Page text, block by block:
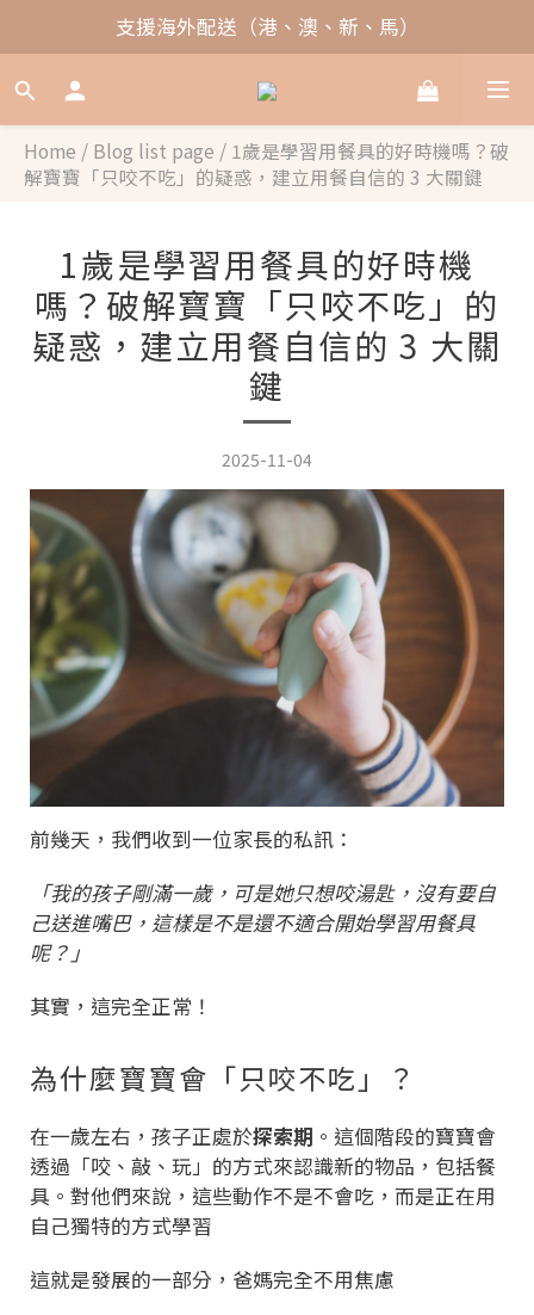
支援海外配送（港、澳、新、馬）
Home / Blog list page / 1歲是學習用餐具的好時機嗎？破
解寶寶「只咬不吃」的疑惑，建立用餐自信的 3 大關鍵
1歲是學習用餐具的好時機
嗎？破解寶寶「只咬不吃」的
疑惑，建立用餐自信的 3 大關
鍵
2025-11-04
前幾天，我們收到一位家長的私訊：
「我的孩子剛滿一歲，可是她只想咬湯匙，沒有要自
己送進嘴巴，這樣是不是還不適合開始學習用餐具
呢？」
其實，這完全正常！
為什麼寶寶會「只咬不吃」？
在一歲左右，孩子正處於探索期 。這個階段的寶寶會
透過「咬、敲、玩」的方式來認識新的物品，包括餐
具。對他們來說，這些動作不是不會吃，而是正在用
自己獨特的方式學習
這就是發展的一部分，爸媽完全不用焦慮